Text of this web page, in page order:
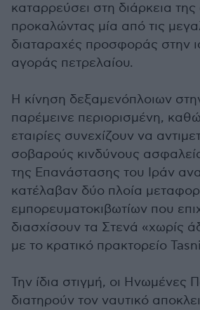
καταρρεύσει στη διάρκεια
προκαλώντας μία από τις
διαταραχές προσφοράς στην
αγοράς πετρελαίου.
Η κίνηση δεξαμενόπλοιων
παρέμεινε περιορισμένη,
εταιρίες συνεχίζουν να
σοβαρούς κινδύνους
της Επανάστασης του Ιράν
κατέλαβαν δύο πλοία
εμπορευματοκιβωτίων που
διασχίσουν τα Στενά «χωρίς
με το κρατικό πρακτορείο
Την ίδια στιγμή, οι Ηνωμένες
διατηρούν τον ναυτικό